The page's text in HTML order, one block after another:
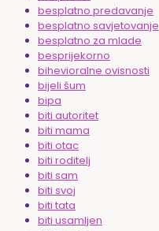
besplatno predavanje
besplatno savjetovanje
besplatno za mlade
besprijekorno
bihevioralne ovisnosti
bijeli šum
bipa
biti autoritet
biti mama
biti otac
biti roditelj
biti sam
biti svoj
biti tata
biti usamljen